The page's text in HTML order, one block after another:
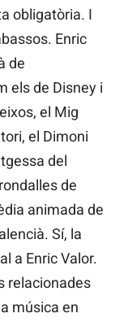
obligatòria. I
Enric
de
els de Disney i
el Mig
el Dimoni
del
de
animada de
Sí, la
a Enric Valor.
relacionades
música en